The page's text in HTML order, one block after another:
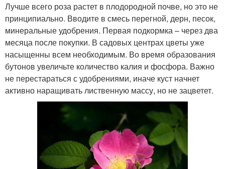
Лучше всего роза растет в плодородной почве, но это не
принципиально. Вводите в смесь перегной, дерн, песок,
минеральные удобрения. Первая подкормка – через два
месяца после покупки. В садовых центрах цветы уже
насыщенны всем необходимым. Во время образования
бутонов увеличьте количество калия и фосфора. Важно
не перестараться с удобрениями, иначе куст начнет
активно наращивать лиственную массу, но не зацветет.